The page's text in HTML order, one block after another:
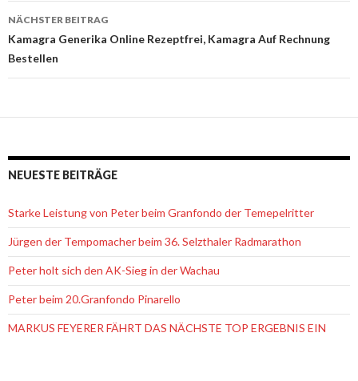
Navigation
NÄCHSTER BEITRAG
Kamagra Generika Online Rezeptfrei, Kamagra Auf Rechnung
Bestellen
NEUESTE BEITRÄGE
Starke Leistung von Peter beim Granfondo der Temepelritter
Jürgen der Tempomacher beim 36. Selzthaler Radmarathon
Peter holt sich den AK-Sieg in der Wachau
Peter beim 20.Granfondo Pinarello
MARKUS FEYERER FÄHRT DAS NÄCHSTE TOP ERGEBNIS EIN